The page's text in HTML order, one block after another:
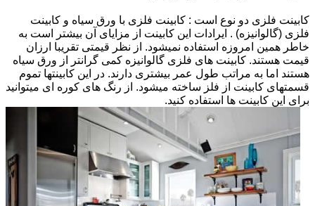
کابینت فلزی دو نوع است : کابینت فلزی با ورق سیاه و کابینت
فلزی (گالوانیزه) . ایرادات این کابینت از مزایای آن بیشتر است به
خاطر همین امروزه استفاده نمیشود. از نظر قیمتی تقریبا ارزان
قیمت هستند. کابینت های فلزی گالوانیزه کمی گرانتر از ورق سیاه
هستند اما به مراتب طول عمر بیشتری دارند. در این کابینتها تموم
قسمتهای کابینت از فلز ساخته میشود. از رنگ های کوره ای میتوانید
برای این کابینت ها استفاده کنید.